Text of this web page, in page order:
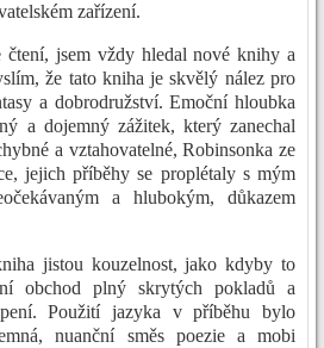
zařízení.
čtení, jsem vždy hledal nové knihy a
že tato kniha je skvělý nález pro
a dobrodružství. Emoční hloubka
a dojemný zážitek, který zanechal
a vztahovatelné, Robinsonka ze
jejich příběhy se proplétaly s mým
a hlubokým, důkazem
jistou kouzelnost, jako kdyby to
obchod plný skrytých pokladů a
Použití jazyka v příběhu bylo
nuanční směs poezie a mobi